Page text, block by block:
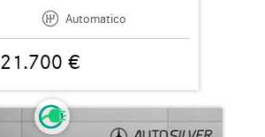
Automatico
21.700 €